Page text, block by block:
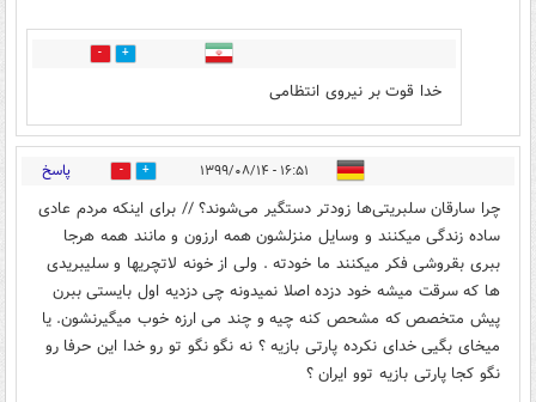
2
خدا قوت بر نیروی انتظامی
۱۶:۵۱ - ۱۳۹۹/۰۸/۱۴ 2 پاسخ
چرا سارقان سلبریتی‌ها زودتر دستگیر می‌شوند؟ // برای اینکه مردم عادی
ساده زندگی میکنند و وسایل منزلشون همه ارزون و مانند همه هرجا
ببری بقروشی فکر میکنند ما خودته . ولی از خونه لاتچریها و سلیبریدی
ها که سرقت میشه خود دزده اصلا نمیدونه چی دزدیه اول بایستی ببرن
پیش متخصص که مشحص کنه چیه و چند می ارزه خوب میگیرنشون. یا
میخای بگیی خدای نکرده پارتی بازیه ؟ نه نگو نگو تو رو خدا این حرفا رو
نگو کجا پارتی بازیه توو ایران ؟